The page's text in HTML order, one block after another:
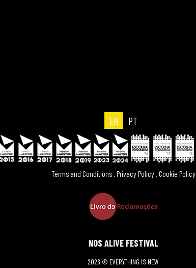
EN PT
Terms and Conditions .Privacy Policy .Cookie Policy
NOS ALIVE FESTIVAL
2026 © EVERYTHING IS NEW